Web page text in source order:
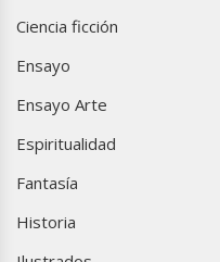
Ciencia ficción
Ensayo
Ensayo Arte
Espiritualidad
Fantasía
Historia